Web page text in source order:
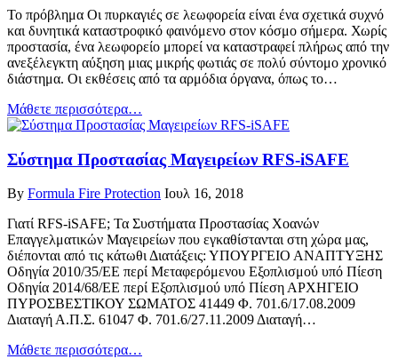
Το πρόβλημα Οι πυρκαγιές σε λεωφορεία είναι ένα σχετικά συχνό
και δυνητικά καταστροφικό φαινόμενο στον κόσμο σήμερα. Χωρίς
προστασία, ένα λεωφορείο μπορεί να καταστραφεί πλήρως από την
ανεξέλεγκτη αύξηση μιας μικρής φωτιάς σε πολύ σύντομο χρονικό
διάστημα. Οι εκθέσεις από τα αρμόδια όργανα, όπως το…
Μάθετε περισσότερα…
Σύστημα Προστασίας Μαγειρείων RFS-iSAFE
By Formula Fire Protection Ιουλ 16, 2018
Γιατί RFS-iSAFE; Τα Συστήματα Προστασίας Χοανών
Επαγγελματικών Μαγειρείων που εγκαθίστανται στη χώρα μας,
διέπονται από τις κάτωθι Διατάξεις: ΥΠΟΥΡΓΕΙΟ ΑΝΑΠΤΥΞΗΣ
Οδηγία 2010/35/ΕΕ περί Μεταφερόμενου Εξοπλισμού υπό Πίεση
Οδηγία 2014/68/EE περί Εξοπλισμού υπό Πίεση ΑΡΧΗΓΕΙΟ
ΠΥΡΟΣΒΕΣΤΙΚΟΥ ΣΩΜΑΤΟΣ 41449 Φ. 701.6/17.08.2009
Διαταγή Α.Π.Σ. 61047 Φ. 701.6/27.11.2009 Διαταγή…
Μάθετε περισσότερα…